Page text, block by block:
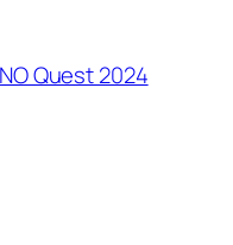
Quest 2024